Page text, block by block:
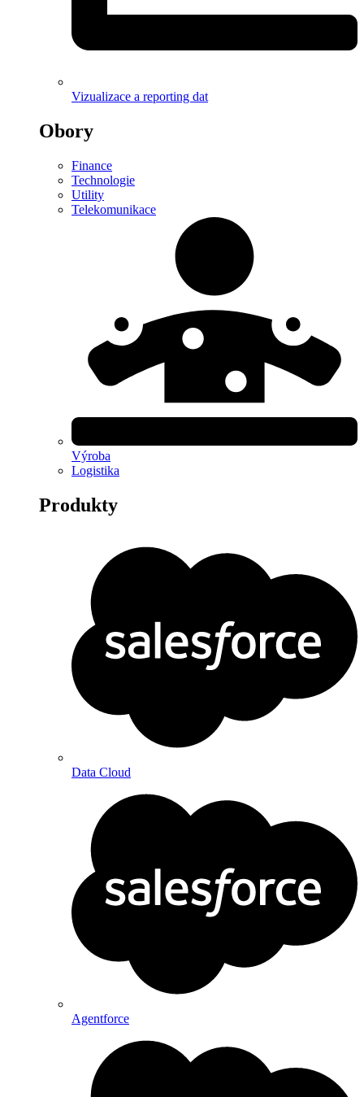
Vizualizace a reporting dat
Obory
Finance
Technologie
Utility
Telekomunikace
Výroba
Logistika
Produkty
Data Cloud
Agentforce